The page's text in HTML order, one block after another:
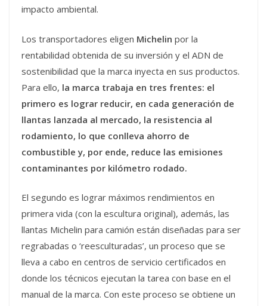
impacto ambiental.
Los transportadores eligen Michelin por la
rentabilidad obtenida de su inversión y el ADN de
sostenibilidad que la marca inyecta en sus productos.
Para ello, la marca trabaja en tres frentes: el
primero es lograr reducir, en cada generación de
llantas lanzada al mercado, la resistencia al
rodamiento, lo que conlleva ahorro de
combustible y, por ende, reduce las emisiones
contaminantes por kilómetro rodado.
El segundo es lograr máximos rendimientos en
primera vida (con la escultura original), además, las
llantas Michelin para camión están diseñadas para ser
regrabadas o ‘reesculturadas’, un proceso que se
lleva a cabo en centros de servicio certificados en
donde los técnicos ejecutan la tarea con base en el
manual de la marca. Con este proceso se obtiene un